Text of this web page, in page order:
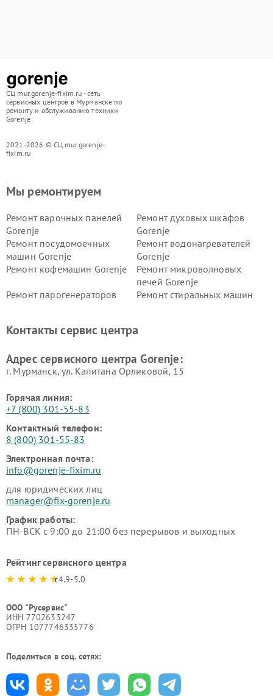
СЦ mur.gorenje-fixim.ru - сеть
сервисных центров в Мурманске по
ремонту и обслуживанию техники
Gorenje
2021-2026 © СЦ mur.gorenje-
fixim.ru
Мы ремонтируем
Ремонт варочных панелей
Gorenje
Ремонт духовых шкафов
Gorenje
Ремонт посудомоечных
машин Gorenje
Ремонт водонагревателей
Gorenje
Ремонт кофемашин Gorenje
Ремонт микроволновых
печей Gorenje
Ремонт парогенераторов
Ремонт стиральных машин
Контакты сервис центра
Адрес сервисного центра Gorenje:
г. Мурманск, ул. Капитана Орликовой, 15
Горячая линия:
+7 (800) 301-55-83
Контактный телефон:
8 (800) 301-55-83
Электронная почта:
info@gorenje-fixim.ru
для юридических лиц
manager@fix-gorenje.ru
График работы:
ПН-ВСК с 9:00 до 21:00 без перерывов и выходных
Рейтинг сервисного центра
4.9-5.0
ООО "Русервис"
ИНН 7702633247
ОГРН 1077746335776
Поделиться в соц. сетях: